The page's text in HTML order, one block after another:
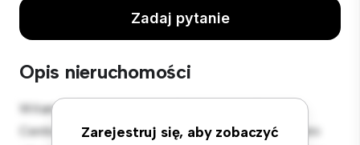
Zadaj pytanie
Opis nieruchomości
Zarejestruj się, aby zobaczyć
Witamy w Twojej nowej miejskiej oazie w Unicka,
Centrum! Ten nowoczesny apartament z 2 sypialniami